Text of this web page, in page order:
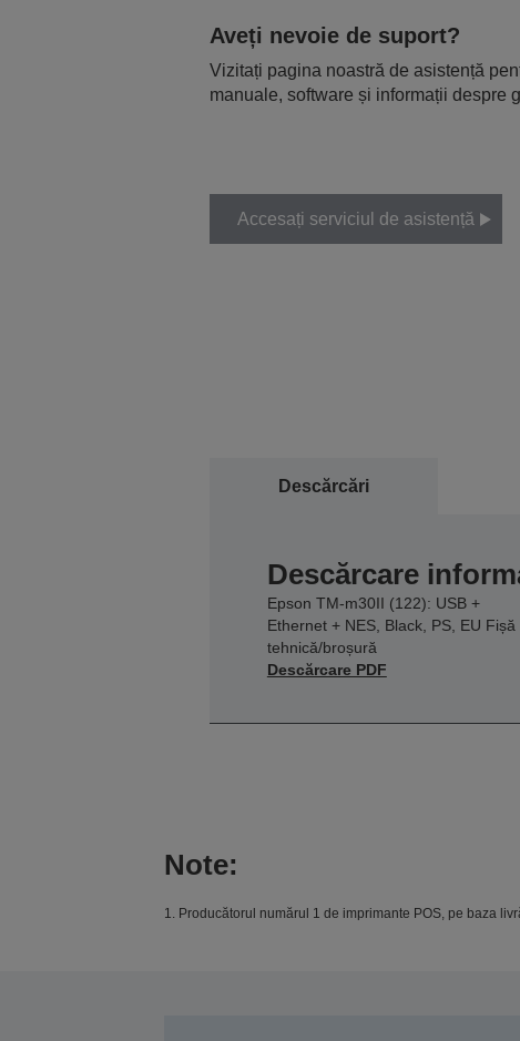
Aveți nevoie de suport?
Vizitați pagina noastră de asistență
manuale, software și informații despre
Accesați serviciul de asistență
Descărcări
Descărcare
Epson TM-m30II (122): USB +
Ethernet + NES, Black, PS, EU Fișă
tehnică/broșură
Descărcare PDF
Note:
1. Producătorul numărul 1 de imprimante POS, pe baza